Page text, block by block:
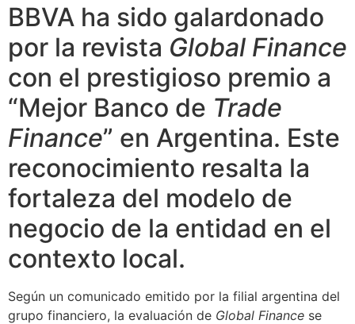
BBVA ha sido galardonado
por la revista Global Finance
con el prestigioso premio a
“Mejor Banco de Trade
Finance” en Argentina. Este
reconocimiento resalta la
fortaleza del modelo de
negocio de la entidad en el
contexto local.
Según un comunicado emitido por la filial argentina del
grupo financiero, la evaluación de Global Finance se